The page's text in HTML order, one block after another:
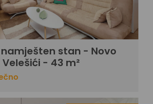
stan - Novo
- 43 m²